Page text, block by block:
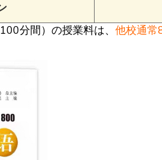
分間）の授業料は、 他校通常